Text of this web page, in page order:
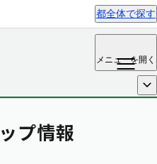
都全体で探す
メニューを開く
開く
プ情報